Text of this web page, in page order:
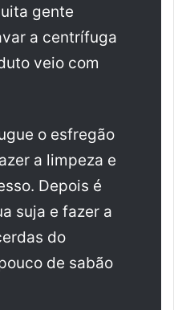
gente
a centrífuga
veio com
o esfregão
a limpeza e
Depois é
suja e fazer a
do
de sabão